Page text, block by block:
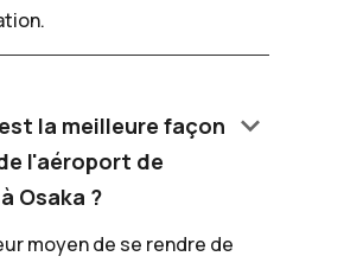
la meilleure façon
l'aéroport de
Osaka ?
keyboard_arrow_down
moyen de se rendre de